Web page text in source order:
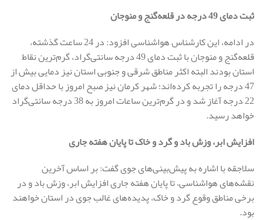
ثبت دمای 49 درجه در قلعه‌گنج و منوجان
در ادامه، این کارشناس هواشناسی افزود: در 24 ساعت گذشته،
قلعه‌گنج و منوجان با ثبت دمای 49 درجه سانتی‌گراد، گرم‌ترین نقاط
استان بودند البته اکثر مناطق شرقی و جنوبی استان نیز دمایی بیش از
47 درجه را تجربه کرده‌اند؛ شهر کرمان نیز صبح امروز با حداقل دمای
22 درجه آغاز شد و در گرم‌ترین ساعات امروز به 38 درجه سانتی‌گراد
خواهد رسید.
افزایش ابر، وزش باد و گرد و خاک تا پایان هفته جاری
سلاجقه با اشاره به پیش‌بینی‌های جوی گفت: بر اساس آخرین
نقشه‌های هواشناسی، تا پایان هفته جاری افزایش ابر، وزش باد و در
برخی مناطق وقوع گرد و خاک، پدیده‌های غالب جوی در استان خواهند
بود.